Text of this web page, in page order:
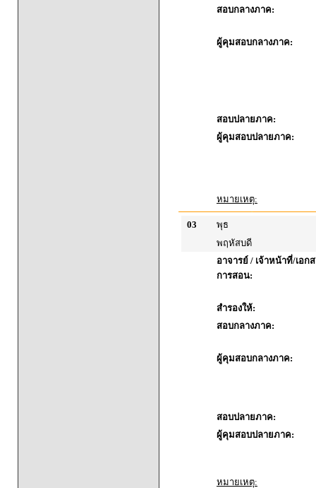
สอบกลางภาค:
ผู้คุมสอบกลางภาค:
สอบปลายภาค:
ผู้คุมสอบปลายภาค:
หมายเหตุ:
03
พุธ
พฤหัสบดี
อาจารย์ / เจ้าหน้าที่/เอก
การสอน:
สำรองให้:
สอบกลางภาค:
ผู้คุมสอบกลางภาค:
สอบปลายภาค:
ผู้คุมสอบปลายภาค:
หมายเหตุ: